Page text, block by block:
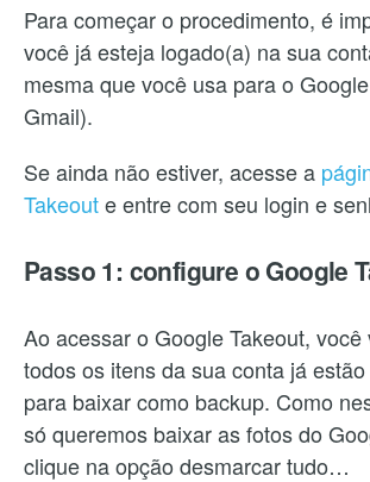
Para começar o procedimento, é
você já esteja logado(a) na sua
mesma que você usa para o
Gmail).
Se ainda não estiver, acesse a
Takeoute entre com seu login e
Passo 1: configure o Google
Ao acessar o Google Takeout,
todos os itens da sua conta já
para baixar como backup. Como
só queremos baixar as fotos do
clique na opção desmarcar tudo…